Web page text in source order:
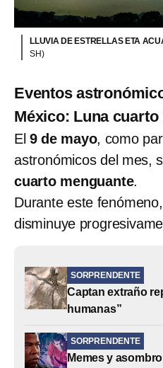
LLUVIA DE ESTRELLAS ETA
SH)
Eventos
México: Luna cuarto
El 9 de mayo, como
astronómicos del mes,
cuarto menguante.
Durante este
disminuye
SORPRENDENTE
Captan extraño
humanas”
SORPRENDENTE
Memes y